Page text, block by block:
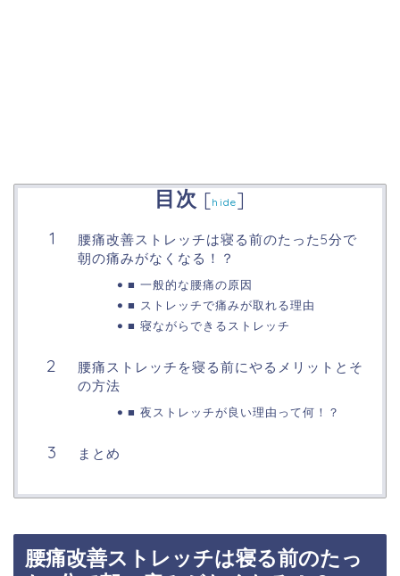
目次 [hide]
腰痛改善ストレッチは寝る前のたった5分で
朝の痛みがなくなる！？
■ 一般的な腰痛の原因
■ ストレッチで痛みが取れる理由
■ 寝ながらできるストレッチ
腰痛ストレッチを寝る前にやるメリットとそ
の方法
■ 夜ストレッチが良い理由って何！？
まとめ
腰痛改善ストレッチは寝る前のたっ